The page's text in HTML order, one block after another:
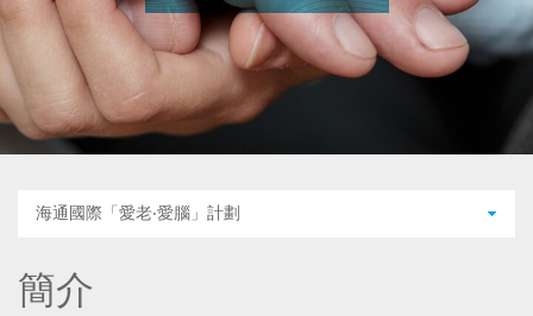
海通國際「愛老‧愛腦」計劃
簡介